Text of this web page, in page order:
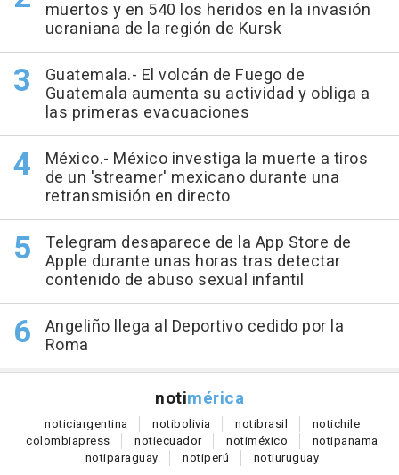
muertos y en 540 los heridos en la invasión
ucraniana de la región de Kursk
Guatemala.- El volcán de Fuego de
Guatemala aumenta su actividad y obliga a
las primeras evacuaciones
México.- México investiga la muerte a tiros
de un 'streamer' mexicano durante una
retransmisión en directo
Telegram desaparece de la App Store de
Apple durante unas horas tras detectar
contenido de abuso sexual infantil
Angeliño llega al Deportivo cedido por la
Roma
notimérica
noticiargentina notibolivia notibrasil notichile
colombiapress notiecuador notiméxico notipanama
notiparaguay notiperú notiuruguay